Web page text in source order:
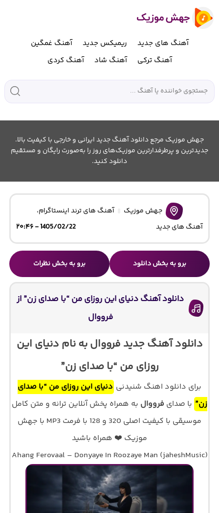
آهنگ های جدید ریمیکس جدید
آهنگ غمگین
آهنگ ترکی
آهنگ شاد آهنگ کردی
جهش موزیک مرجع دانلود آهنگ جدید ایرانی و خارجی با کیفیت بالا.
جدیدترین و پرطرفدارترین موزیک‌های روز را به‌صورت رایگان و مستقیم
دانلود کنید.
جهش موزیک آهنگ های ترند اینستاگرام،
آهنگ های جدید
1405/02/22 - ۲۰:۴۶
برو به بخش دانلود برو به بخش نظرات
دانلود آهنگ دنیای این روزای من “با صدای زن” از
فرووال
دانلود آهنگ جدید فرووال به نام دنیای این
روزای من “با صدای زن”
برای دانلود اهنگ شنیدنی دنیای این روزای من “با صدای
زن” با صدای فرووال به همراه پخش آنلاین ترانه و متن کامل
موسیقی با کیفیت اصلی 320 و 128 با فرمت MP3 با جهش
موزیک ❤️ همراه باشید
Ahang Ferovaal – Donyaye In Roozaye Man (jaheshMusic)